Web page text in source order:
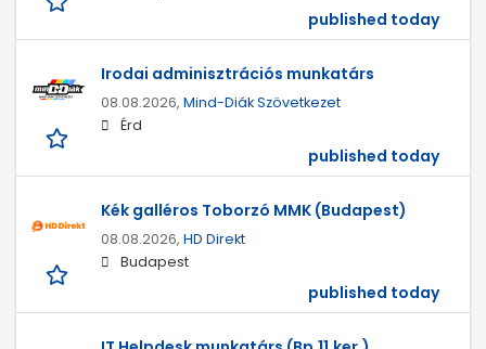
published today
Irodai adminisztrációs munkatárs
08.08.2026, Mind-Diák Szövetkezet
Érd
published today
Kék galléros Toborzó MMK (Budapest)
08.08.2026, HD Direkt
Budapest
published today